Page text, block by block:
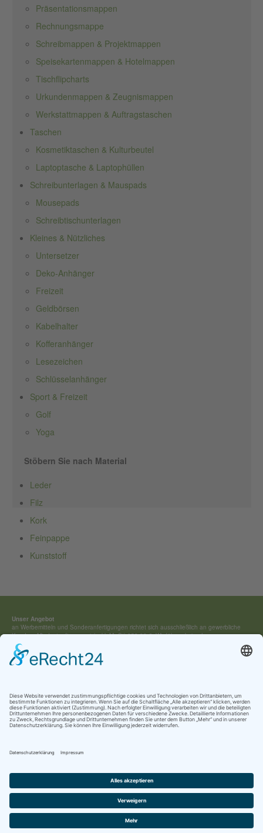
Präsentationsmappen
Rechnungsmappe
Schreibmappen & Projektmappen
Speisekartenmappen & Hotelmappen
Tischflipcharts
Urkundenmappen & Zeugnismappen
Werkstattmappen & Auftragstaschen
Taschen
Kosmetiktaschen & Kulturbeutel
Laptoptasche & Laptophüllen
Schreibunterlagen & Mauspads
Mousepads
Schreibtischunterlagen
Kleines & Nützliches
Untersetzer
Deko-Anhänger
Freizeit
Geldbörsen
Kabelhalter
Kofferanhänger
Lesezeichen
Schlüsselanhänger
Sport & Freizeit
Golf
Yoga
Stöbern Sie nach Material
Leder
Filz
Kork
Feinpappe
Kunststoff
Unser Angebot
an Werbemitteln und Sonderan­fertigungen richtet sich ausschließ­lich an gewerbliche
Kunden. Mindestauftragswert (exkl. MwSt) 250,00 €. Wir führen keine Lagerware,
sondern fertigen jedes Werbemittel individuell für Sie an.
Kontakt:
Tel.: +49 (0) 4154 / 7 95 40-0
Erfahren Sie mehr überunsere Geschichteals traditionsreiches Familienunternehmen
und lernen Sieunsere WerteundKatalogekennen.
Kontakt